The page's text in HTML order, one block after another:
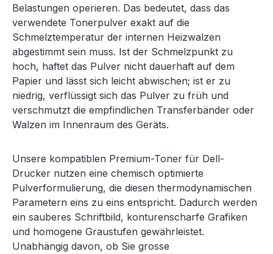
Belastungen operieren. Das bedeutet, dass das
verwendete Tonerpulver exakt auf die
Schmelztemperatur der internen Heizwalzen
abgestimmt sein muss. Ist der Schmelzpunkt zu
hoch, haftet das Pulver nicht dauerhaft auf dem
Papier und lässt sich leicht abwischen; ist er zu
niedrig, verflüssigt sich das Pulver zu früh und
verschmutzt die empfindlichen Transferbänder oder
Walzen im Innenraum des Geräts.
Unsere kompatiblen Premium-Toner für Dell-
Drucker nutzen eine chemisch optimierte
Pulverformulierung, die diesen thermodynamischen
Parametern eins zu eins entspricht. Dadurch werden
ein sauberes Schriftbild, konturenscharfe Grafiken
und homogene Graustufen gewährleistet.
Unabhängig davon, ob Sie grosse